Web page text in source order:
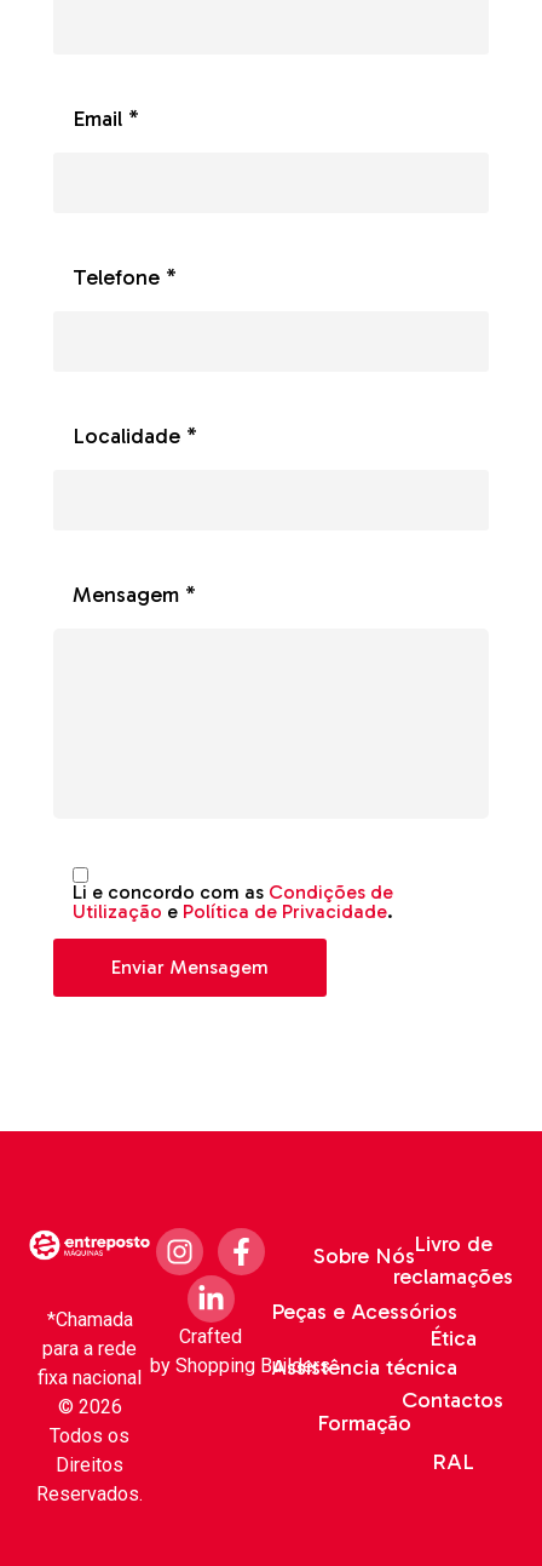
Email *
Telefone *
Localidade *
Mensagem *
Li e concordo com as Condições de
Utilização e Política de Privacidade.
*Chamada
para a rede
fixa nacional
© 2026
Todos os
Direitos
Reservados.
Sobre Nós
Peças e Acessórios
Assistência técnica
Formação
Livro de
reclamações
Ética
Contactos
RAL
Crafted
by Shopping Builders